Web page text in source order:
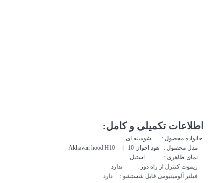
اطلاعات تکمیلی و کامل:
خانواده محصول : شومینه ای
مدل محصول : هود اخوان 10 | Akhavan hood H10
نمای ظاهری : استیل
ریموت کنترل از راه دور : ندارد
فیلتر آلومینیومی قابل شستشو : دارد